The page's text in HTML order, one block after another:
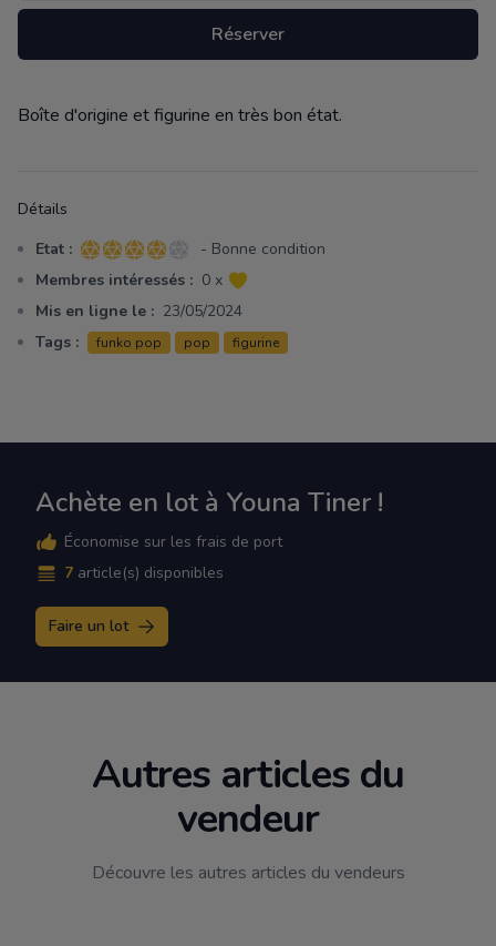
Réserver
Description
Boîte d'origine et figurine en très bon état.
Détails
Etat : 4 sur 5 étoiles
- Bonne condition
Membres intéressés : 0 x
Mis en ligne le : 23/05/2024
Tags :
funko pop pop figurine
Achète en lot à Youna Tiner !
Économise sur les frais de port
7 article(s) disponibles
Faire un lot
Autres articles du
vendeur
Découvre les autres articles du vendeurs